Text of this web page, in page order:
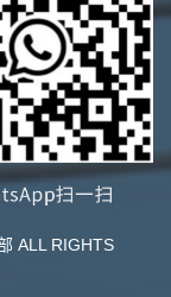
ALL RIGHTS